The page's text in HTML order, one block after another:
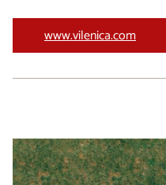
www.vilenica.com